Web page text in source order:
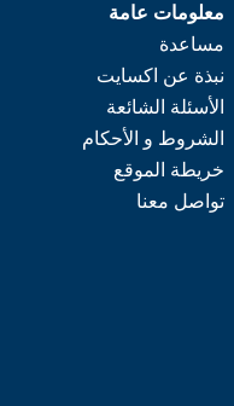
معلومات عامة
مساعدة
نبذة عن اكسايت
الأسئلة الشائعة
الشروط و الأحكام
خريطة الموقع
تواصل معنا